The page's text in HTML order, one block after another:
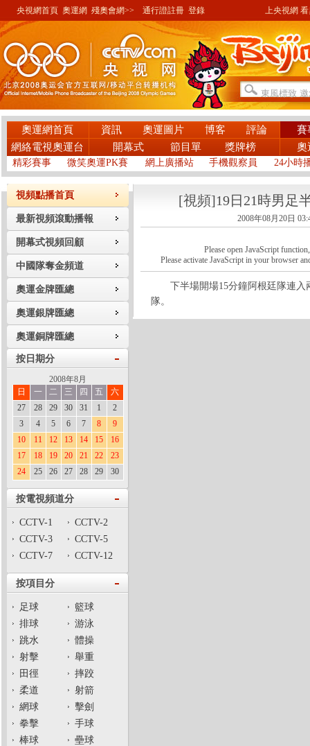
央視網首頁 奧運網 殘奧會網>> 通行證註冊 登錄 上央視網 看奧
奧運網首頁 資訊 奧運圖片 博客 評論
賽
網絡電視奧運台
開幕式 節目單 獎牌榜 奧
精彩賽事 微笑奧運PK賽 網上廣播站 手機觀察員 24小時
視頻點播首頁
最新視頻滾動播報
開幕式視頻回顧
中國隊奪金頻道
奧運金牌匯總
奧運銀牌匯總
奧運銅牌匯總
按日期分
2008年8月
日
一 二 三 四 五
六
27
28 29 30 31 1
2
3
4 5 6 7 8
9
10
11 12 13 14 15
16
17
18 19 20 21 22
23
24
25 26 27 28 29 30
按電視頻道分
CCTV-1
CCTV-2
CCTV-3
CCTV-5
CCTV-7
CCTV-12
按項目分
足球
籃球
排球
游泳
跳水
體操
射擊
舉重
田徑
摔跤
柔道
射箭
網球
擊劍
拳擊
手球
棒球
壘球
[視頻]19日21時男足
2008年08月20日
Please open JavaScript
Please activate JavaScript in your browser
下半場開場15分鐘阿根廷隊連入
隊。